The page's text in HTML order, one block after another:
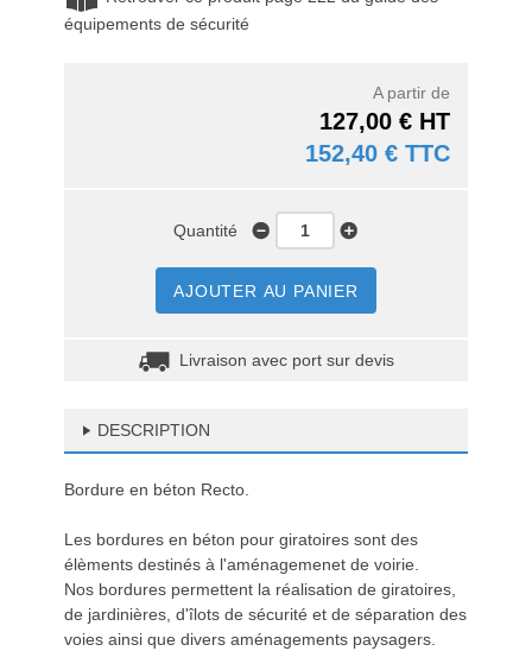
équipements de sécurité
A partir de
127,00 € HT
152,40 € TTC
Quantité
AJOUTER AU PANIER
Livraison avec port sur devis
DESCRIPTION
Bordure en béton Recto.
Les bordures en béton pour giratoires sont des
élèments destinés à l'aménagemenet de voirie.
Nos bordures permettent la réalisation de giratoires,
de jardinières, d'îlots de sécurité et de séparation des
voies ainsi que divers aménagements paysagers.